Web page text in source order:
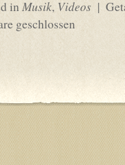
in Musik, Videos |
geschlossen